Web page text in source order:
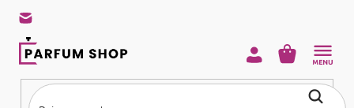
sadržaj
KOŠARICA